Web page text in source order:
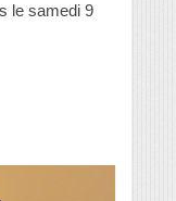
le samedi 9